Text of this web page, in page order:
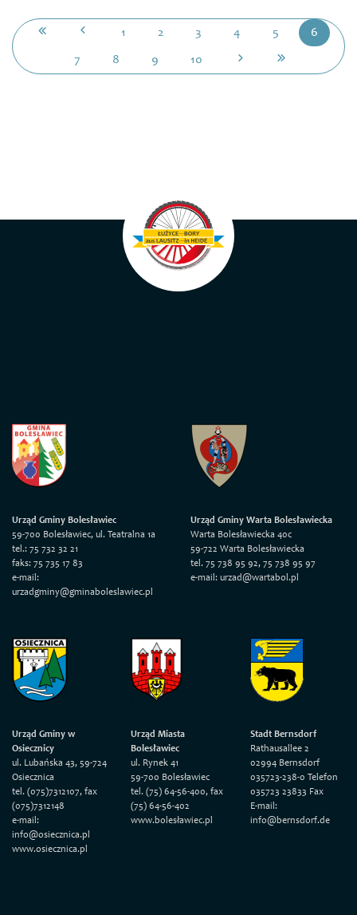
1 2 3 4 5 6
7 8 9 10
Urząd Gminy Bolesławiec
59-700 Bolesławiec, ul. Teatralna 1a
tel.: 75 732 32 21
faks: 75 735 17 83
e-mail:
urzadgminy@gminaboleslawiec.pl
Urząd Gminy Warta Bolesławiecka
Warta Bolesławiecka 40c
59-722 Warta Bolesławiecka
tel. 75 738 95 92, 75 738 95 97
e-mail: urzad@wartabol.pl
Urząd Gminy w
Osiecznicy
ul. Lubańska 43, 59-724
Osiecznica
tel. (075)7312107, fax
(075)7312148
e-mail:
info@osiecznica.pl
www.osiecznica.pl
Urząd Miasta
Bolesławiec
ul. Rynek 41
59-700 Bolesławiec
tel. (75) 64-56-400, fax
(75) 64-56-402
www.bolesławiec.pl
Stadt Bernsdorf
Rathausallee 2
02994 Bernsdorf
035723-238-0 Telefon
035723 23833 Fax
E-mail:
info@bernsdorf.de